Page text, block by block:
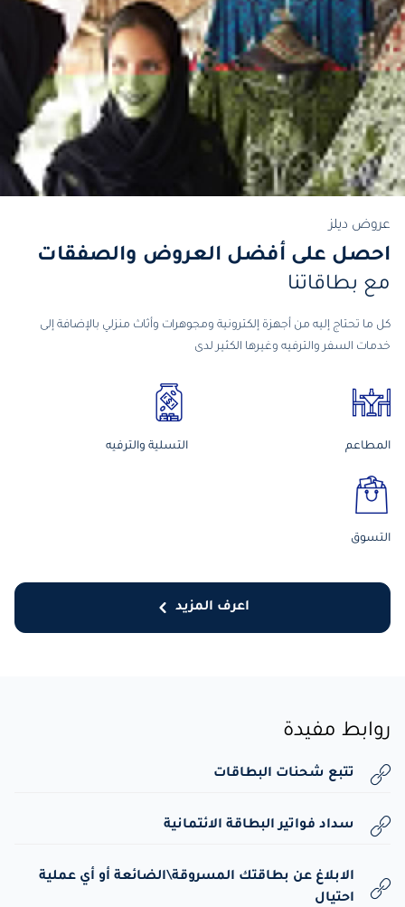
عروض ديلز
احصل على أفضل العروض والصفقات
مع بطاقاتنا
كل ما تحتاج إليه من أجهزة إلكترونية ومجوهرات وأثاث منزلي بالإضافة إلى
خدمات السفر والترفيه وغيرها الكثير لدى
المطاعم التسلية والترفيه
التسوق
اعرف المزيد
روابط مفيدة
تتبع شحنات البطاقات
سداد فواتير البطاقة الائتمانية
الابلاغ عن بطاقتك المسروقة\الضائعة أو أي عملية
احتيال